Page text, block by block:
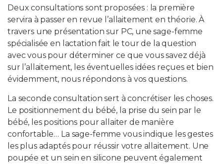
Deux consultations sont proposées : la première
servira à passer en revue l’allaitement en théorie. À
travers une présentation sur PC, une sage-femme
spécialisée en lactation fait le tour de la question
avec vous pour déterminer ce que vous savez déjà
sur l’allaitement, les éventuelles idées reçues et bien
évidemment, nous répondons à vos questions.
La seconde consultation sert à concrétiser les choses.
Le positionnement du bébé, la prise du sein par le
bébé, les positions pour allaiter de manière
confortable… La sage-femme vous indique les gestes
les plus adaptés pour réussir votre allaitement. Une
poupée et un sein en silicone peuvent également